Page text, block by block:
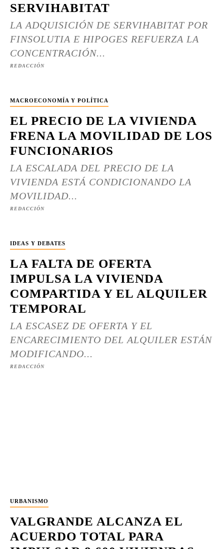
SERVIHABITAT
LA ADQUISICIÓN DE SERVIHABITAT POR
FINSOLUTIA E HIPOGES REFUERZA LA
CONCENTRACIÓN...
REDACCIÓN
MACROECONOMÍA Y POLÍTICA
EL PRECIO DE LA VIVIENDA
FRENA LA MOVILIDAD DE LOS
FUNCIONARIOS
LA ESCALADA DEL PRECIO DE LA
VIVIENDA ESTÁ CONDICIONANDO LA
MOVILIDAD...
REDACCIÓN
IDEAS Y DEBATES
LA FALTA DE OFERTA
IMPULSA LA VIVIENDA
COMPARTIDA Y EL ALQUILER
TEMPORAL
LA ESCASEZ DE OFERTA Y EL
ENCARECIMIENTO DEL ALQUILER ESTÁN
MODIFICANDO...
REDACCIÓN
URBANISMO
VALGRANDE ALCANZA EL
ACUERDO TOTAL PARA